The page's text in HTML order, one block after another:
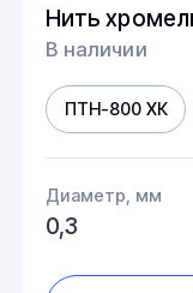
Нить
В наличии
ПТН-800 ХК
Диаметр, мм
0,3